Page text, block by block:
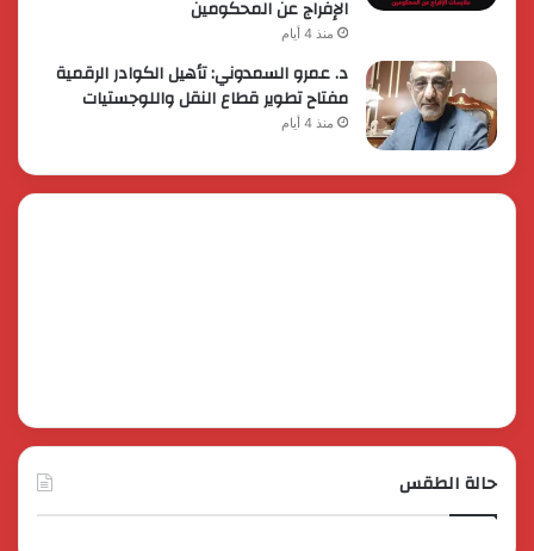
الإفراج عن المحكومين
منذ 4 أيام
د. عمرو السمدوني: تأهيل الكوادر الرقمية
مفتاح تطوير قطاع النقل واللوجستيات
منذ 4 أيام
حالة الطقس